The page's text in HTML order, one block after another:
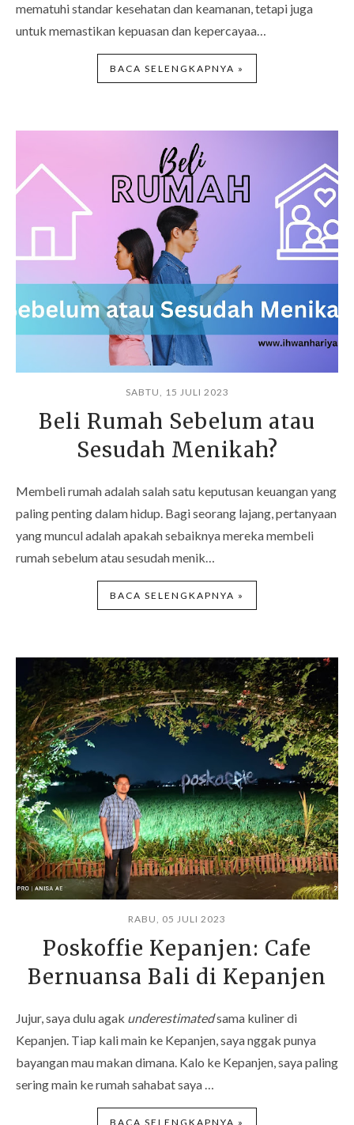
mematuhi standar kesehatan dan keamanan, tetapi juga
untuk memastikan kepuasan dan kepercayaa…
BACA SELENGKAPNYA »
SABTU, 15 JULI 2023
Beli Rumah Sebelum atau
Sesudah Menikah?
Membeli rumah adalah salah satu keputusan keuangan yang
paling penting dalam hidup. Bagi seorang lajang, pertanyaan
yang muncul adalah apakah sebaiknya mereka membeli
rumah sebelum atau sesudah menik…
BACA SELENGKAPNYA »
RABU, 05 JULI 2023
Poskoffie Kepanjen: Cafe
Bernuansa Bali di Kepanjen
Jujur, saya dulu agak underestimatedsama kuliner di
Kepanjen. Tiap kali main ke Kepanjen, saya nggak punya
bayangan mau makan dimana. Kalo ke Kepanjen, saya paling
sering main ke rumah sahabat saya …
BACA SELENGKAPNYA »